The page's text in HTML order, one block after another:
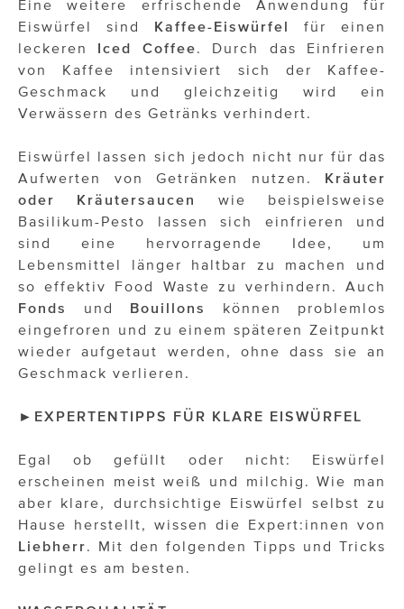
Eine weitere erfrischende Anwendung für
Eiswürfel sind Kaffee-Eiswürfel
für einen
leckeren Iced Coffee
. Durch das Einfrieren
von Kaffee intensiviert sich der Kaffee-
Geschmack und gleichzeitig wird ein
Verwässern des Getränks verhindert.
Eiswürfel lassen sich jedoch nicht nur für das
Aufwerten von Getränken nutzen. Kräuter
oder Kräutersaucen
wie beispielsweise
Basilikum-Pesto lassen sich einfrieren und
sind eine hervorragende Idee, um
Lebensmittel länger haltbar zu machen und
so effektiv Food Waste zu verhindern. Auch
Fonds
und Bouillons
können problemlos
eingefroren und zu einem späteren Zeitpunkt
wieder aufgetaut werden, ohne dass sie an
Geschmack verlieren.
►EXPERTENTIPPS FÜR KLARE EISWÜRFEL
Egal ob gefüllt oder nicht: Eiswürfel
erscheinen meist weiß und milchig. Wie man
aber klare, durchsichtige Eiswürfel selbst zu
Hause herstellt, wissen die Expert:innen von
Liebherr
. Mit den folgenden Tipps und Tricks
gelingt es am besten.